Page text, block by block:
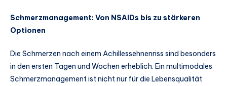
Schmerzmanagement: Von NSAIDs bis zu stärkeren
Optionen
Die Schmerzen nach einem Achillessehnenriss sind besonders
in den ersten Tagen und Wochen erheblich. Ein multimodales
Schmerzmanagement ist nicht nur für die Lebensqualität